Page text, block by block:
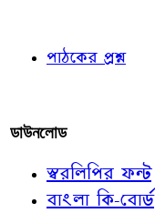
পাঠকের প্রশ্ন
ডাউনলোড
স্বরলিপির ফন্ট
বাংলা কি-বোর্ড